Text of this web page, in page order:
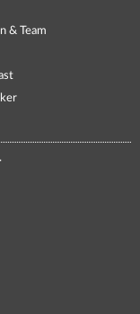
& Team